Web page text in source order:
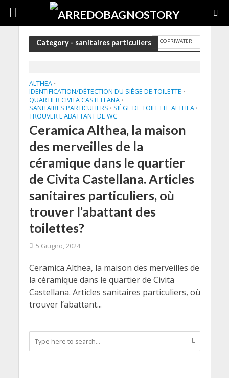
Category - sanitaires particuliers COPRIWATER
ALTHEA •
IDENTIFICATION/DÉTECTION DU SIÈGE DE TOILETTE •
QUARTIER CIVITA CASTELLANA •
SANITAIRES PARTICULIERS • SIÈGE DE TOILETTE ALTHEA •
TROUVER L'ABATTANT DE WC
Ceramica Althea, la maison
des merveilles de la
céramique dans le quartier
de Civita Castellana. Articles
sanitaires particuliers, où
trouver l’abattant des
toilettes?
5 Giugno, 2024
Ceramica Althea, la maison des merveilles de
la céramique dans le quartier de Civita
Castellana. Articles sanitaires particuliers, où
trouver l’abattant...